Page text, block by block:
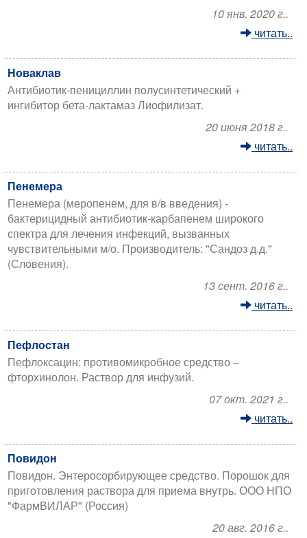
10 янв. 2020 г..
читать..
Новаклав
Антибиотик-пенициллин полусинтетический +
ингибитор бета-лактамаз Лиофилизат.
20 июня 2018 г..
читать..
Пенемера
Пенемера (меропенем, для в/в введения) -
бактерицидный антибиотик-карбапенем широкого
спектра для лечения инфекций, вызванных
чувствительными м/о. Производитель: "Сандоз д.д."
(Словения).
13 сент. 2016 г..
читать..
Пефлостан
Пефлоксацин: противомикробное средство –
фторхинолон. Раствор для инфузий.
07 окт. 2021 г..
читать..
Повидон
Повидон. Энтеросорбирующее средство. Порошок для
приготовления раствора для приема внутрь. ООО НПО
"ФармВИЛАР" (Россия)
20 авг. 2016 г..